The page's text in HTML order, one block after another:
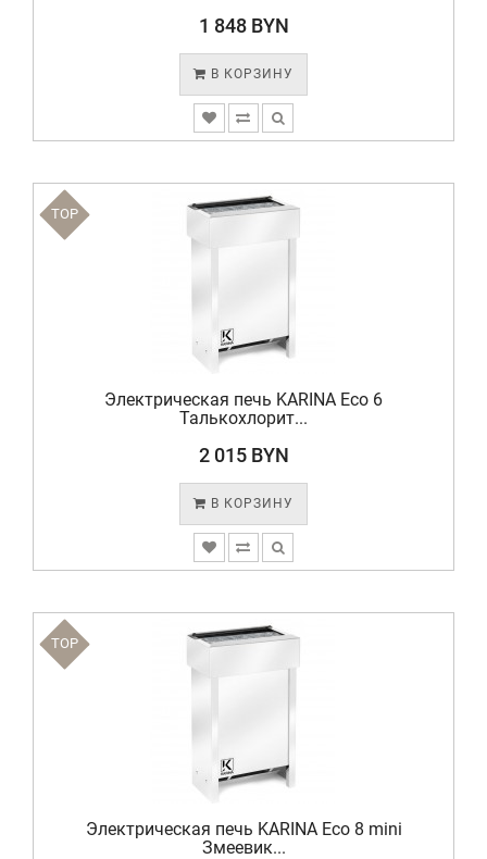
1 848 BYN
В КОРЗИНУ
TOP
Электрическая печь KARINA Eco 6
Талькохлорит...
2 015 BYN
В КОРЗИНУ
TOP
Электрическая печь KARINA Eco 8 mini
Змеевик...